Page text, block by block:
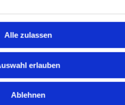
Alle zulassen
erlauben
Ablehnen
13:12
8:10 |
9:10 |
10:7 |
46.8
30.6
Mia R. ♀
40.2 +20